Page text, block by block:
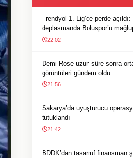
Trendyol 1. Lig’de perde
deplasmanda Boluspor’u
22:02
Demi Rose uzun süre sonra
görüntüleri gündem oldu
21:56
Sakarya’da uyuşturucu
tutuklandı
21:42
BDDK’dan tasarruf finansman